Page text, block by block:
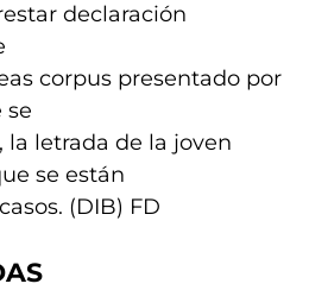
declaración
corpus presentado por
se
la letrada de la joven
se están
(DIB) FD